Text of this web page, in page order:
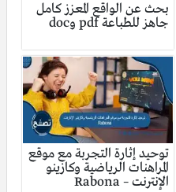
بحث عن الواقع المعزز كامل
جاهز للطباعة pdf وdoc
توحيد إثارة التجربة مع موقع
المراهنات الرياضية وكازينو
الإنترنت – Rabona